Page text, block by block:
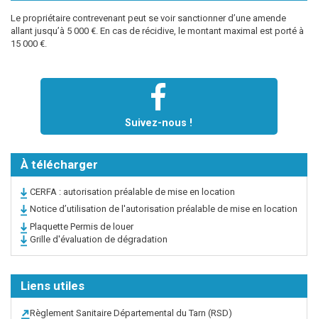
Suivez-nous !
À télécharger
CERFA : autorisation préalable de mise en location
Notice d’utilisation de l'autorisation préalable de mise en location
Plaquette Permis de louer
Grille d'évaluation de dégradation
Liens utiles
Règlement Sanitaire Départemental du Tarn (RSD)
Le propriétaire contrevenant peut se voir sanctionner d’une amende
allant jusqu’à 5 000 €. En cas de récidive, le montant maximal est porté à
15 000 €.